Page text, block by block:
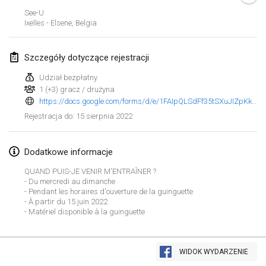
Lista widoku
See-U
Ixelles - Elsene, Belgia
Szczegóły dotyczące rejestracji
Udział bezpłatny
1 (+3) gracz / drużyna
Rejestracja do: 15 sierpnia 2022
Dodatkowe informacje
QUAND PUIS-JE VENIR M'ENTRAÎNER ?
- Du mercredi au dimanche
- Pendant les horaires d'ouverture de la guinguette
- À partir du 15 juin 2022
- Matériel disponible à la guinguette
WIDOK WYDARZENIE
MS v MÖLKPARKURU
4 lut 2022|Czechy
ANULOWANY
TangoMölkky
5 lut 2022 |Finlandia
Kohti Kisoja
Finlandia
Yamagata Tournament
13 lut 2022|Japonia